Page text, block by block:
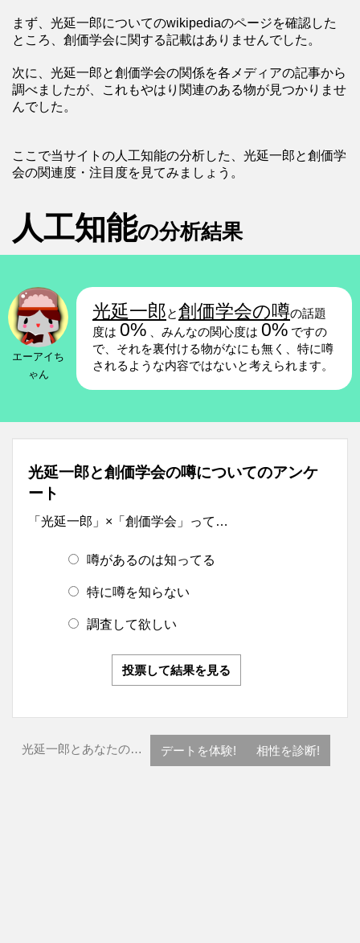
まず、光延一郎についてのwikipediaのページを確認した
ところ、創価学会に関する記載はありませんでした。
次に、光延一郎と創価学会の関係を各メディアの記事から
調べましたが、これもやはり関連のある物が見つかりませ
んでした。
ここで当サイトの人工知能の分析した、光延一郎と創価学
会の関連度・注目度を見てみましょう。
人工知能の分析結果
エーアイち
ゃん
光延一郎と創価学会の噂の話題
度は 0% 、みんなの関心度は 0% ですの
で、それを裏付ける物がなにも無く、特に噂
されるような内容ではないと考えられます。
光延一郎と創価学会の噂についてのアンケ
ート
「光延一郎」×「創価学会」って…
噂があるのは知ってる
特に噂を知らない
調査して欲しい
投票して結果を見る
光延一郎とあなたの… デートを体験! 相性を診断!